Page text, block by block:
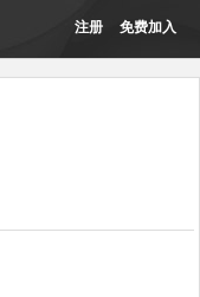
注册 免费加入